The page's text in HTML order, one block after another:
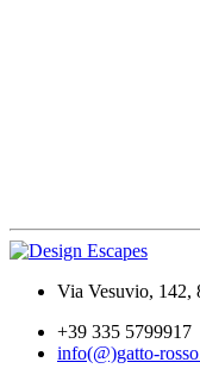
Via Vesuvio, 142,
+39 335 5799917
info(@)gatto-